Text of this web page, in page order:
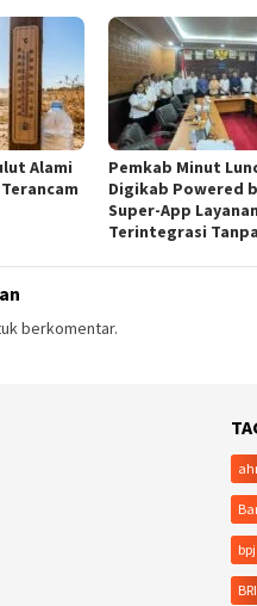
Alami
Pemkab Minut
Digikab Powered
Super-App
Terintegrasi Tanpa
berkomentar.
BRI